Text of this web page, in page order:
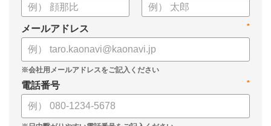
*
メールアドレス
*
電話番号